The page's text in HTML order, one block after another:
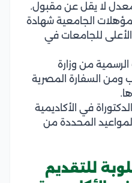
لا يقل عن مقبول.
الجامعية شهادة
للجامعات في
من وزارة
ومن السفارة المصرية
في الأكاديمية
المحددة من
للتقديم